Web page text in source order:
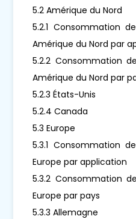
5.2 Amérique du Nord
5.2.1 Consommation
Amérique du Nord par
5.2.2 Consommation
Amérique du Nord par
5.2.3 États-Unis
5.2.4 Canada
5.3 Europe
5.3.1 Consommation
Europe par application
5.3.2 Consommation
Europe par pays
5.3.3 Allemagne